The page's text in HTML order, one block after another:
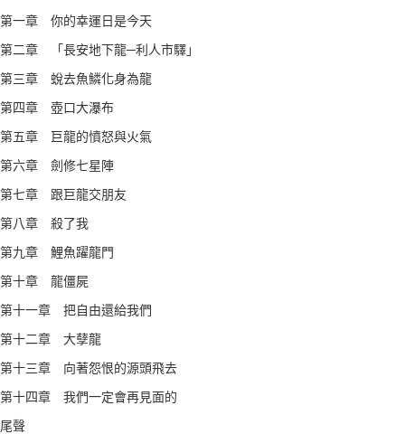
第一章 你的幸運日是今天
第二章 「長安地下龍─利人市驛」
第三章 蛻去魚鱗化身為龍
第四章 壺口大瀑布
第五章 巨龍的憤怒與火氣
第六章 劍修七星陣
第七章 跟巨龍交朋友
第八章 殺了我
第九章 鯉魚躍龍門
第十章 龍僵屍
第十一章 把自由還給我們
第十二章 大孽龍
第十三章 向著怨恨的源頭飛去
第十四章 我們一定會再見面的
尾聲